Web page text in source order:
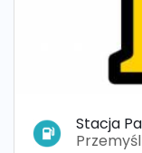
Stacja
Przemyśl